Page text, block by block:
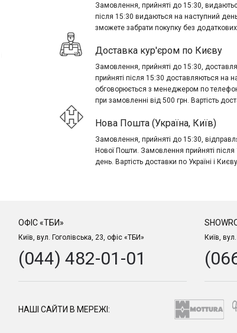
Замовлення, прийняті до 15:30,
після 15:30 видаються на наступний
зможете забрати покупку без
Доставка кур'єром по Києву
Замовлення, прийняті до 15:30,
прийняті після 15:30 доставляються на
обговорюється з менеджером по
при замовленні від 500 грн. Вартість
Нова Пошта (Україна, Київ)
Замовлення, прийняті до 15:30,
Нової Пошти. Замовлення прийняті
день. Вартість доставки по Україні і
ОФІС «ТБИ»
Київ, вул. Гоголівська, 23, офіс «ТБИ»
(044) 482-01-01
Київ,
НАШІ САЙТИ В МЕРЕЖІ: